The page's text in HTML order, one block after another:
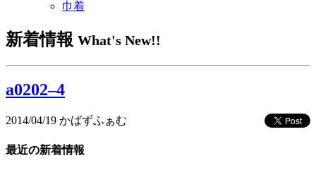
巾着
新着情報 What's New!!
a0202–4
2014/04/19 かばずふぁむ
最近の新着情報